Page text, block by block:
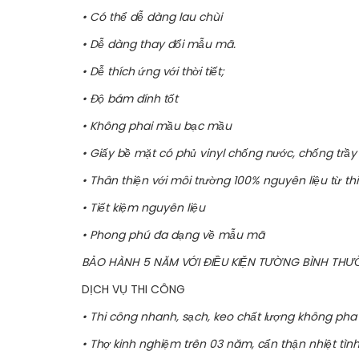
• Có thể dễ dàng lau chùi
• Dễ dàng thay đổi mẫu mã.
• Dễ thích ứng với thời tiết;
• Độ bám dính tốt
• Không phai mầu bạc mầu
• Giấy bề mặt có phủ vinyl chống nước, chống
• Thân thiện với môi trường 100% nguyên liệu từ
• Tiết kiệm nguyên liệu
• Phong phú đa dạng về mẫu mã
BẢO HÀNH 5 NĂM VỚI ĐIỀU KIỆN TƯỜNG BÌNH
DỊCH VỤ THI CÔNG
• Thi công nhanh, sạch, keo chất lượng không pha
• Thợ kinh nghiệm trên 03 năm, cẩn thận nhiệt tình